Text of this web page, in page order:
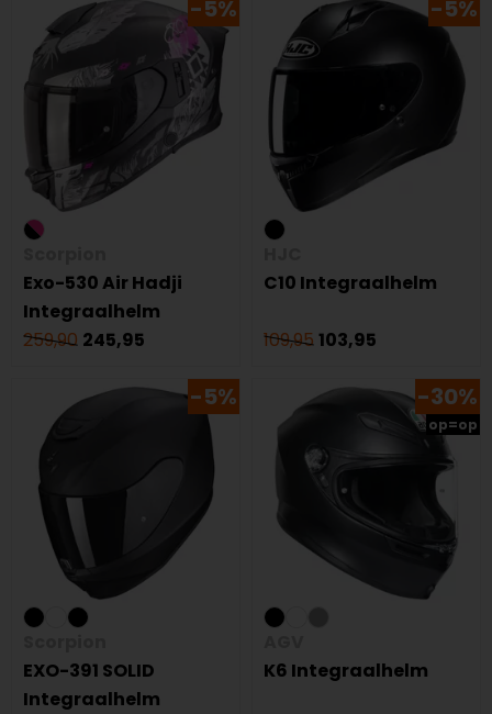
-5%
Exo-530 Air Hadji
Integraalhelm
259,90 245,95
-5%
C10 Integraalhelm
109,95 103,95
-5%
EXO-391 SOLID
Integraalhelm
-30%
op=op
K6 Integraalhelm